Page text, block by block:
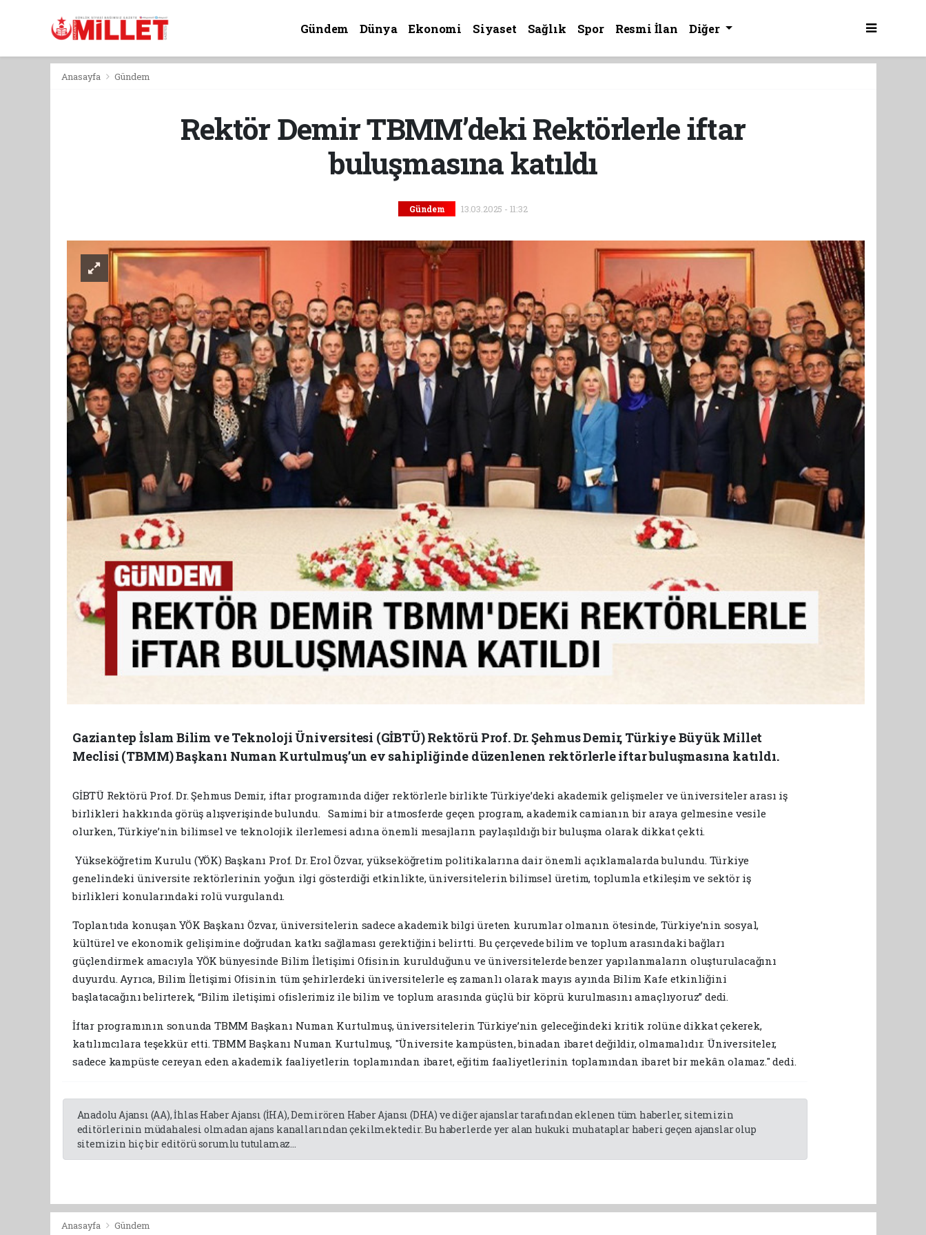
Gündem Dünya Ekonomi Siyaset Sağlık Spor Resmi İlan Diğer
Anasayfa Gündem
Rektör Demir TBMM’deki Rektörlerle iftar
buluşmasına katıldı
Gündem 13.03.2025 - 11:32
Gaziantep İslam Bilim ve Teknoloji Üniversitesi (GİBTÜ) Rektörü Prof. Dr. Şehmus Demir, Türkiye Büyük Millet
Meclisi (TBMM) Başkanı Numan Kurtulmuş’un ev sahipliğinde düzenlenen rektörlerle iftar buluşmasına katıldı.
GİBTÜ Rektörü Prof. Dr. Şehmus Demir, iftar programında diğer rektörlerle birlikte Türkiye’deki akademik gelişmeler ve üniversiteler arası iş
birlikleri hakkında görüş alışverişinde bulundu. Samimi bir atmosferde geçen program, akademik camianın bir araya gelmesine vesile
olurken, Türkiye’nin bilimsel ve teknolojik ilerlemesi adına önemli mesajların paylaşıldığı bir buluşma olarak dikkat çekti.
Yükseköğretim Kurulu (YÖK) Başkanı Prof. Dr. Erol Özvar, yükseköğretim politikalarına dair önemli açıklamalarda bulundu. Türkiye
genelindeki üniversite rektörlerinin yoğun ilgi gösterdiği etkinlikte, üniversitelerin bilimsel üretim, toplumla etkileşim ve sektör iş
birlikleri konularındaki rolü vurgulandı.
Toplantıda konuşan YÖK Başkanı Özvar, üniversitelerin sadece akademik bilgi üreten kurumlar olmanın ötesinde, Türkiye’nin sosyal,
kültürel ve ekonomik gelişimine doğrudan katkı sağlaması gerektiğini belirtti. Bu çerçevede bilim ve toplum arasındaki bağları
güçlendirmek amacıyla YÖK bünyesinde Bilim İletişimi Ofisinin kurulduğunu ve üniversitelerde benzer yapılanmaların oluşturulacağını
duyurdu. Ayrıca, Bilim İletişimi Ofisinin tüm şehirlerdeki üniversitelerle eş zamanlı olarak mayıs ayında Bilim Kafe etkinliğini
başlatacağını belirterek, “Bilim iletişimi ofislerimiz ile bilim ve toplum arasında güçlü bir köprü kurulmasını amaçlıyoruz” dedi.
İftar programının sonunda TBMM Başkanı Numan Kurtulmuş, üniversitelerin Türkiye’nin geleceğindeki kritik rolüne dikkat çekerek,
katılımcılara teşekkür etti. TBMM Başkanı Numan Kurtulmuş, "Üniversite kampüsten, binadan ibaret değildir, olmamalıdır. Üniversiteler,
sadece kampüste cereyan eden akademik faaliyetlerin toplamından ibaret, eğitim faaliyetlerinin toplamından ibaret bir mekân olamaz." dedi.
Anadolu Ajansı (AA), İhlas Haber Ajansı (İHA), Demirören Haber Ajansı (DHA) ve diğer ajanslar tarafından eklenen tüm haberler, sitemizin
editörlerinin müdahalesi olmadan ajans kanallarından çekilmektedir. Bu haberlerde yer alan hukuki muhataplar haberi geçen ajanslar olup
sitemizin hiç bir editörü sorumlu tutulamaz...
Anasayfa Gündem